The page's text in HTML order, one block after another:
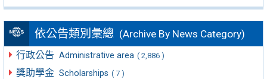
依公告類別彙總 (Archive By News Category)
行政公告 Administrative area ( 2,886 )
獎助學金 Scholarships ( 7 )